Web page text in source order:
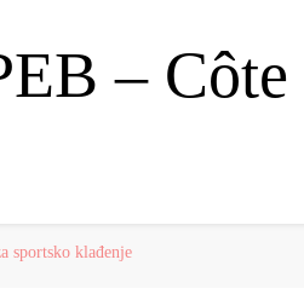
–
sportsko klađenje